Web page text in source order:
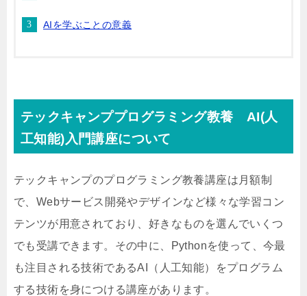
AIを学ぶことの意義
テックキャンププログラミング教養 AI(人
工知能)入門講座について
テックキャンプのプログラミング教養講座は月額制
で、Webサービス開発やデザインなど様々な学習コン
テンツが用意されており、好きなものを選んでいくつ
でも受講できます。その中に、Pythonを使って、今最
も注目される技術であるAI（人工知能）をプログラム
する技術を身につける講座があります。